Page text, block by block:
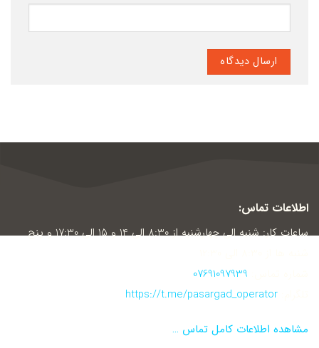
اطلاعات تماس:
ساعات کار: شنبه الی چهارشنبه از 8:30 الی 14 و 15 الی 17:30 و پنج
07691097939
https://t.me/pasargad_operator
مشاهده اطلاعات کامل تماس …